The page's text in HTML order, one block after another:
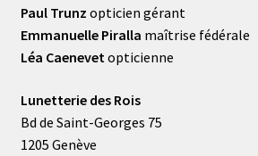
Paul Trunz opticien gérant
Emmanuelle Piralla maîtrise fédérale
Léa Caenevetopticienne
Lunetterie des Rois
Bd de Saint-Georges 75
1205 Genève